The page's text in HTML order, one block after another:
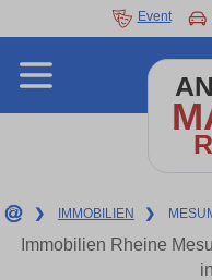
Event
❯ IMMOBILIEN ❯
Immobilien Rheine